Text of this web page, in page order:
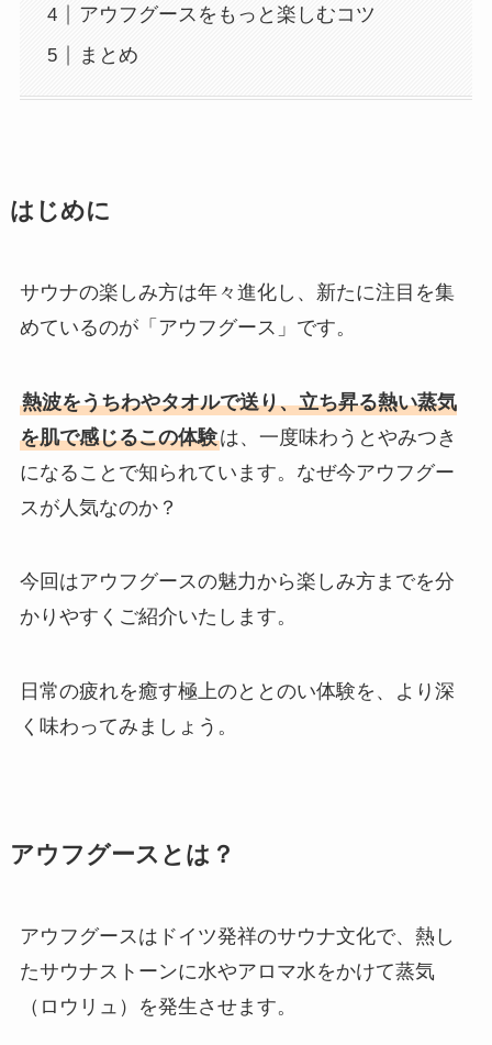
アウフグースをもっと楽しむコツ
まとめ
はじめに
サウナの楽しみ方は年々進化し、新たに注目を集
めているのが「アウフグース」です。
熱波をうちわやタオルで送り、立ち昇る熱い蒸気
を肌で感じるこの体験は、一度味わうとやみつき
になることで知られています。なぜ今アウフグー
スが人気なのか？
今回はアウフグースの魅力から楽しみ方までを分
かりやすくご紹介いたします。
日常の疲れを癒す極上のととのい体験を、より深
く味わってみましょう。
アウフグースとは？
アウフグースはドイツ発祥のサウナ文化で、熱し
たサウナストーンに水やアロマ水をかけて蒸気
（ロウリュ）を発生させます。